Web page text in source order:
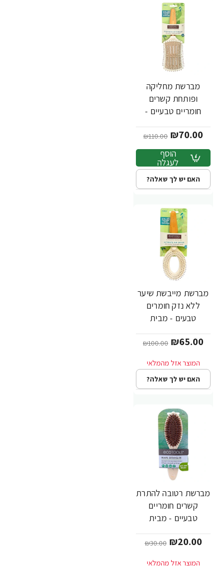
-36%מברשת מחליקה
ופותחת קשרים
חומריים טבעיים -
₪70.00
₪110.00
הוסף
לעגלה
האם יש לך שאלה?
-35%
מברשת מייבשת שיער
ללא נזק חומרים
טבעים - מבית
₪65.00
₪100.00
האם יש לך שאלה?
-33%
מברשת רטובה להתרת
קשרים חומריים
טבעיים - מבית
₪20.00
₪30.00